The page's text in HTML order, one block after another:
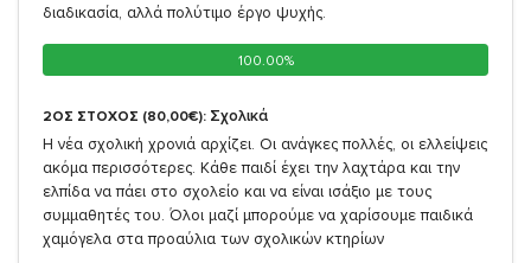
διαδικασία, αλλά πολύτιμο έργο ψυχής.
100.00%
100.00%
2ΟΣ ΣΤΟΧΟΣ (80,00€): Σχολικά
Η νέα σχολική χρονιά αρχίζει. Οι ανάγκες πολλές, οι ελλείψεις
ακόμα περισσότερες. Κάθε παιδί έχει την λαχτάρα και την
ελπίδα να πάει στο σχολείο και να είναι ισάξιο με τους
συμμαθητές του. Όλοι μαζί μπορούμε να χαρίσουμε παιδικά
χαμόγελα στα προαύλια των σχολικών κτηρίων